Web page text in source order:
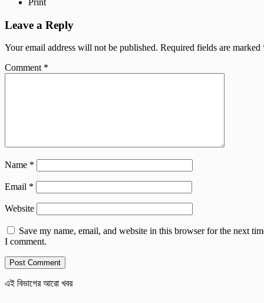
Print
Leave a Reply
Your email address will not be published. Required fields are marked
Comment *
Name *
Email *
Website
Save my name, email, and website in this browser for the next
I comment.
এই বিভাগের আরো খবর